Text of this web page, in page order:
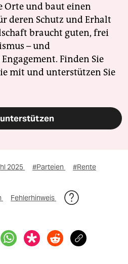
Orte und baut einen
deren Schutz und Erhalt
braucht guten, frei
– und
Finden Sie
mit und unterstützen Sie
2025 #Parteien #Rente
Fehlerhinweis